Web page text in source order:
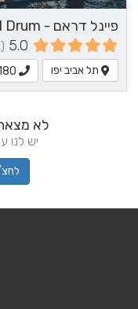
5.0 (132 חוות דעת)
תל אביב יפו
לא
יש לנו